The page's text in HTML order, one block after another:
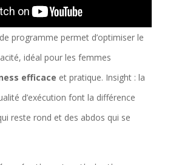
programme permet d’optimiser le
idéal pour les femmes
efficace et pratique. Insight : la
d’exécution font la différence
reste rond et des abdos qui se